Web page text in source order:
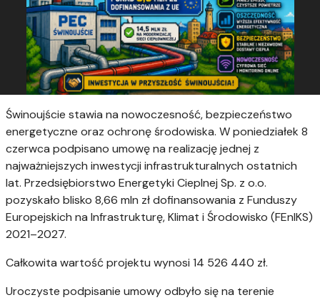
Świnoujście stawia na nowoczesność, bezpieczeństwo
energetyczne oraz ochronę środowiska. W poniedziałek 8
czerwca podpisano umowę na realizację jednej z
najważniejszych inwestycji infrastrukturalnych ostatnich
lat. Przedsiębiorstwo Energetyki Cieplnej Sp. z o.o.
pozyskało blisko 8,66 mln zł dofinansowania z Funduszy
Europejskich na Infrastrukturę, Klimat i Środowisko (FEnIKS)
2021–2027.
Całkowita wartość projektu wynosi 14 526 440 zł.
Uroczyste podpisanie umowy odbyło się na terenie